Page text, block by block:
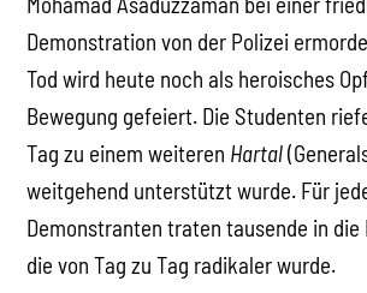
Demonstration von der Polizei
Tod wird heute noch als heroisches
Bewegung gefeiert. Die Studenten
Tag zu einem weiteren Hartal
weitgehend unterstützt wurde. Für
Demonstranten traten tausende in die
die von Tag zu Tag radikaler wurde.